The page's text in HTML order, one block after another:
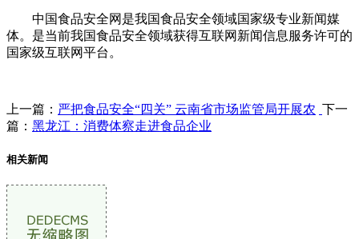
中国食品安全网是我国食品安全领域国家级专业新闻媒
体。是当前我国食品安全领域获得互联网新闻信息服务许可的
国家级互联网平台。
上一篇： 严把食品安全“四关” 云南省市场监管局开展农 下一
篇： 黑龙江：消费体察走进食品企业
相关新闻